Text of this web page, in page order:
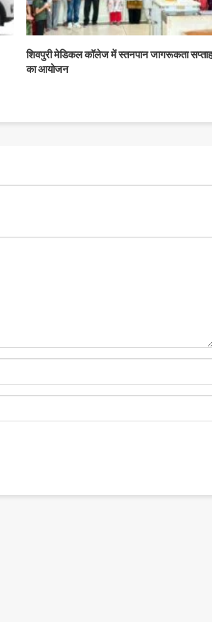
शिवपुरी मेडिकल कॉलेज में स्तनपान जागरूकता सप्ताह
का आयोजन